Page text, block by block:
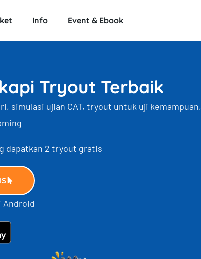
Info Event & Ebook
Tryout Terbaik
simulasi ujian CAT, tryout untuk uji kemampuan,
dapatkan 2 tryout gratis
Android